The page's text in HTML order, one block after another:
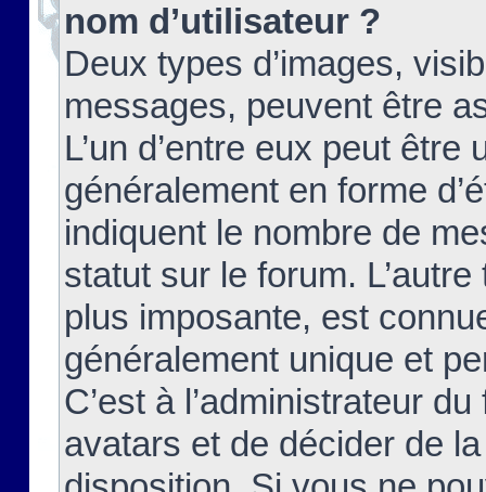
nom d’utilisateur ?
Deux types d’images,
messages, peuvent être
L’un d’entre eux peut
généralement en forme
indiquent le nombre de
statut sur le forum.
plus imposante, est
généralement unique et
C’est à l’administrateur
avatars et de décider de